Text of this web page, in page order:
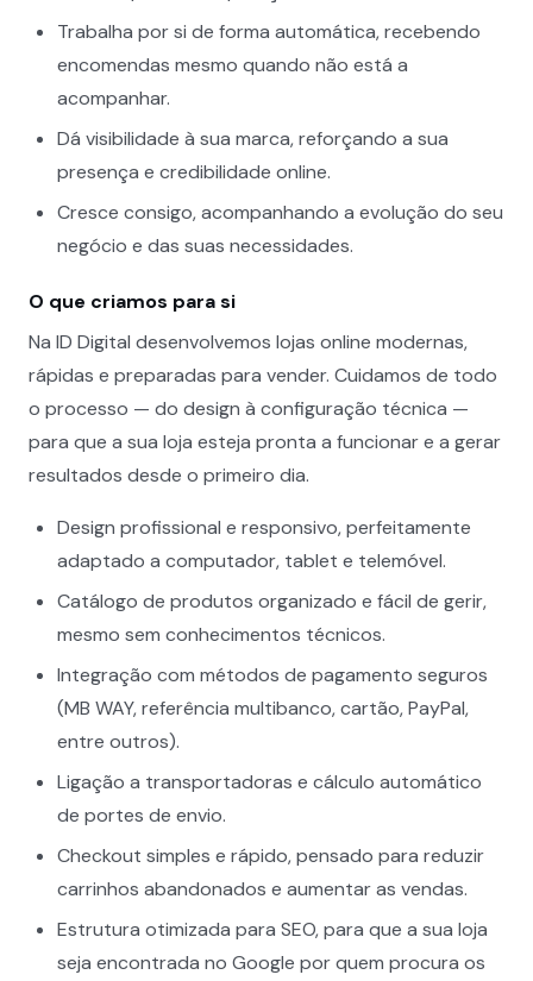
Trabalha por si de forma automática, recebendo
encomendas mesmo quando não está a
acompanhar.
Dá visibilidade à sua marca, reforçando a sua
presença e credibilidade online.
Cresce consigo, acompanhando a evolução do seu
negócio e das suas necessidades.
O que criamos para si
Na ID Digital desenvolvemos lojas online modernas,
rápidas e preparadas para vender. Cuidamos de todo
o processo — do design à configuração técnica —
para que a sua loja esteja pronta a funcionar e a gerar
resultados desde o primeiro dia.
Design profissional e responsivo, perfeitamente
adaptado a computador, tablet e telemóvel.
Catálogo de produtos organizado e fácil de gerir,
mesmo sem conhecimentos técnicos.
Integração com métodos de pagamento seguros
(MB WAY, referência multibanco, cartão, PayPal,
entre outros).
Ligação a transportadoras e cálculo automático
de portes de envio.
Checkout simples e rápido, pensado para reduzir
carrinhos abandonados e aumentar as vendas.
Estrutura otimizada para SEO, para que a sua loja
seja encontrada no Google por quem procura os